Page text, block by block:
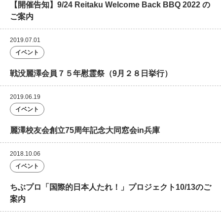
【開催告知】9/24 Reitaku Welcome Back BBQ 2022 の
ご案内
2019.07.01
イベント
戦没麗澤会員７５年慰霊祭（9月２８日挙行）
2019.06.19
イベント
麗澤校友会創立75周年記念大同窓会in兵庫
2018.10.06
イベント
ちぶプロ「国際的日本人たれ！」プロジェクト10/13のご
案内